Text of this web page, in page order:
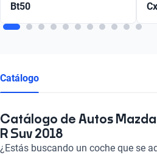
Bt50
Catálogo
Catálogo de Autos Mazda
R Suv 2018
¿Estás buscando un coche que se